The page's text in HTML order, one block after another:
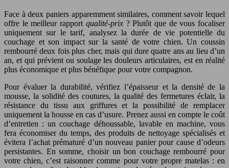
Face à deux paniers apparemment similaires, comment savoir lequel
offre le meilleur rapport qualité-prix? Plutôt que de vous focaliser
uniquement sur le tarif, analysez la durée de vie potentielle du
couchage et son impact sur la santé de votre chien. Un coussin
rembourré deux fois plus cher, mais qui dure quatre ans au lieu d’un
an, et qui prévient ou soulage les douleurs articulaires, est en réalité
plus économique et plus bénéfique pour votre compagnon.
Pour évaluer la durabilité, vérifiez l’épaisseur et la densité de la
mousse, la solidité des coutures, la qualité des fermetures éclair, la
résistance du tissu aux griffures et la possibilité de remplacer
uniquement la housse en cas d’usure. Prenez aussi en compte le coût
d’entretien : un couchage déhoussable, lavable en machine, vous
fera économiser du temps, des produits de nettoyage spécialisés et
évitera l’achat prématuré d’un nouveau panier pour cause d’odeurs
persistantes. En somme, choisir un bon couchage rembourré pour
votre chien, c’est raisonner comme pour votre propre matelas : en